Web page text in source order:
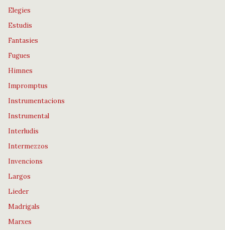
Elegies
Estudis
Fantasies
Fugues
Himnes
Impromptus
Instrumentacions
Instrumental
Interludis
Intermezzos
Invencions
Largos
Lieder
Madrigals
Marxes